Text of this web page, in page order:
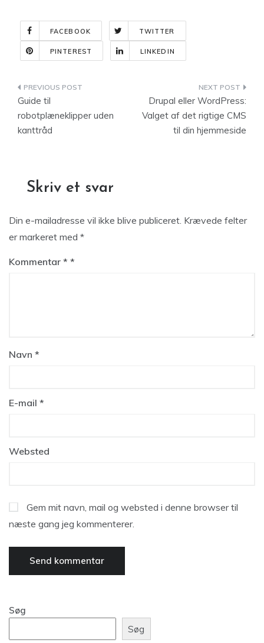
FACEBOOK TWITTER
PINTEREST LINKEDIN
Indlægsnavigation
Guide til
robotplæneklipper uden
kanttråd
Drupal eller WordPress:
Valget af det rigtige CMS
til din hjemmeside
Skriv et svar
Din e-mailadresse vil ikke blive publiceret. Krævede felter
er markeret med *
Kommentar *
Navn *
E-mail *
Websted
Gem mit navn, mail og websted i denne browser til
næste gang jeg kommenterer.
Søg
Søg